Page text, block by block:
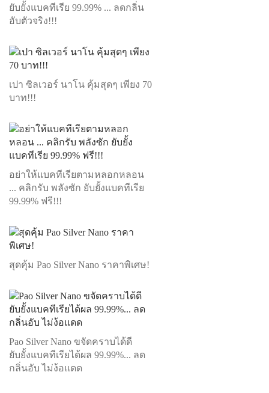
ยับยั้งแบคทีเรีย 99.99% ... ลดกลิ่น
อับตัวจริง!!!
เปา ซิลเวอร์ นาโน คุ้มสุดๆ เพียง 70
บาท!!!
อย่าให้แบคทีเรียตามหลอกหลอน
... คลิกรับ พลังซัก ยับยั้งแบคทีเรีย
99.99% ฟรี!!!
สุดคุ้ม Pao Silver Nano ราคาพิเศษ!
Pao Silver Nano ขจัดคราบได้ดี
ยับยั้งแบคทีเรียได้ผล 99.99%... ลด
กลิ่นอับ ไม่ง้อแดด